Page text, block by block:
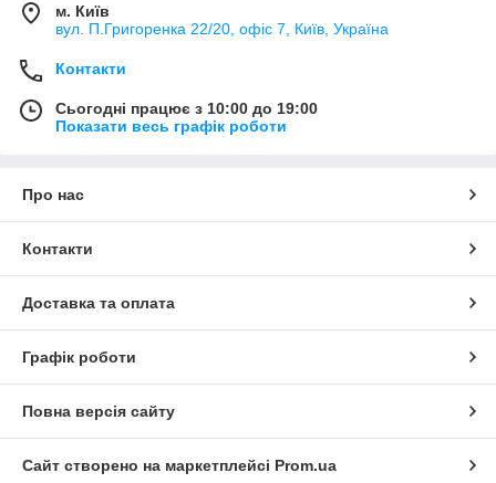
м. Київ
вул. П.Григоренка 22/20, офіс 7, Київ, Україна
Контакти
Сьогодні працює з 10:00 до 19:00
Показати весь графік роботи
Про нас
Контакти
Доставка та оплата
Графік роботи
Повна версія сайту
Сайт створено на маркетплейсі Prom.ua